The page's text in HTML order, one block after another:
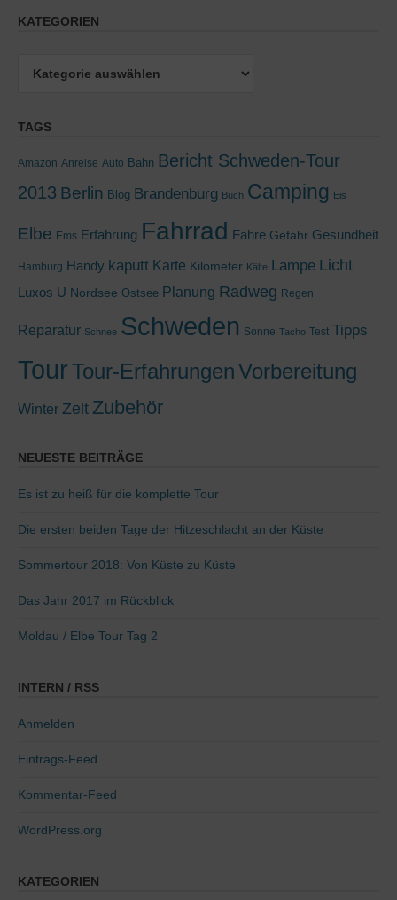
KATEGORIEN
TAGS
Amazon Anreise Auto Bahn Bericht Schweden-Tour
2013 Berlin Blog Brandenburg Buch Camping Eis
Elbe Ems Erfahrung Fahrrad Fähre Gefahr Gesundheit
Hamburg Handy kaputt Karte Kilometer Kälte Lampe Licht
Luxos U Nordsee Ostsee Planung Radweg Regen
Reparatur Schnee Schweden Sonne Tacho Test Tipps
TourTour-ErfahrungenVorbereitung
Winter Zelt Zubehör
NEUESTE BEITRÄGE
Es ist zu heiß für die komplette Tour
Die ersten beiden Tage der Hitzeschlacht an der Küste
Sommertour 2018: Von Küste zu Küste
Das Jahr 2017 im Rückblick
Moldau / Elbe Tour Tag 2
INTERN / RSS
Anmelden
Eintrags-Feed
Kommentar-Feed
WordPress.org
KATEGORIEN